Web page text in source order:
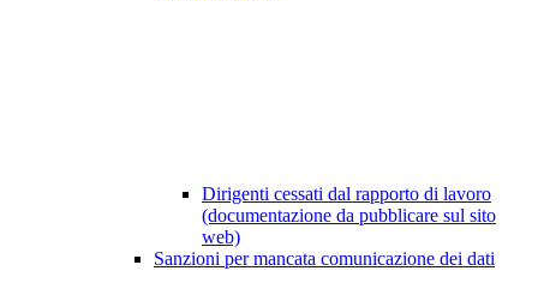
Dirigenti cessati dal rapporto di lavoro
(documentazione da pubblicare sul sito
web)
Sanzioni per mancata comunicazione dei dati